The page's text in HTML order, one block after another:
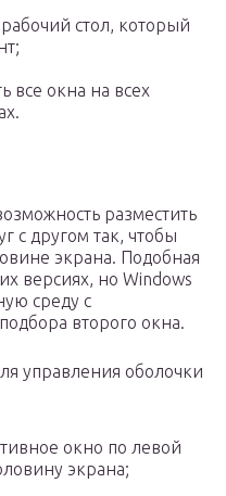
стол, который
все окна на всех
разместить
с другом так, чтобы
экрана. Подобная
версиях, но Windows
среду с
второго окна.
управления оболочки
окно по левой
экрана;